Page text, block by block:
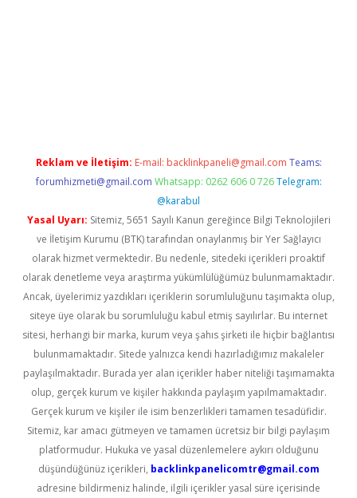
Reklam ve İletişim: E-mail: backlinkpaneli@gmail.com Teams:
forumhizmeti@gmail.com Whatsapp: 0262 606 0 726 Telegram:
@karabul
Yasal Uyarı: Sitemiz, 5651 Sayılı Kanun gereğince Bilgi Teknolojileri
ve İletişim Kurumu (BTK) tarafından onaylanmış bir Yer Sağlayıcı
olarak hizmet vermektedir. Bu nedenle, sitedeki içerikleri proaktif
olarak denetleme veya araştırma yükümlülüğümüz bulunmamaktadır.
Ancak, üyelerimiz yazdıkları içeriklerin sorumluluğunu taşımakta olup,
siteye üye olarak bu sorumluluğu kabul etmiş sayılırlar. Bu internet
sitesi, herhangi bir marka, kurum veya şahıs şirketi ile hiçbir bağlantısı
bulunmamaktadır. Sitede yalnızca kendi hazırladığımız makaleler
paylaşılmaktadır. Burada yer alan içerikler haber niteliği taşımamakta
olup, gerçek kurum ve kişiler hakkında paylaşım yapılmamaktadır.
Gerçek kurum ve kişiler ile isim benzerlikleri tamamen tesadüfidir.
Sitemiz, kar amacı gütmeyen ve tamamen ücretsiz bir bilgi paylaşım
platformudur. Hukuka ve yasal düzenlemelere aykırı olduğunu
düşündüğünüz içerikleri, backlinkpanelicomtr@gmail.com
adresine bildirmeniz halinde, ilgili içerikler yasal süre içerisinde